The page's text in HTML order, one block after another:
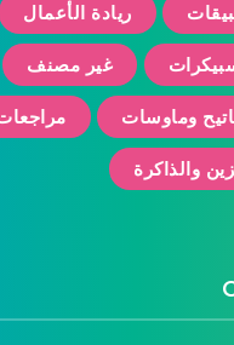
ريادة الأعمال
غير مصنف
وماوسات
والذاكرة